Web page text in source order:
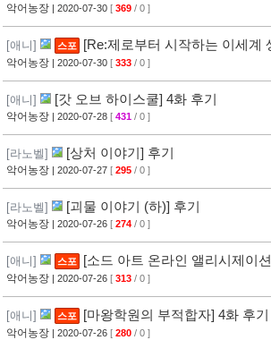
악어농장 | 2020-07-30 [ 369 / 0 ]
[애니] 스포
[Re:제로부터 시작하는 이세계
기
악어농장 | 2020-07-30 [ 333 / 0 ]
[애니] [갓 오브 하이스쿨] 4화 후기
악어농장 | 2020-07-28 [ 431 / 0 ]
[라노벨] [상처 이야기] 후기
악어농장 | 2020-07-27 [ 295 / 0 ]
[라노벨] [괴물 이야기 (하)] 후기
악어농장 | 2020-07-26 [ 274 / 0 ]
[애니] 스포 [소드 아트 온라인 앨리시제이
악어농장 | 2020-07-26 [ 313 / 0 ]
[애니] 스포 [마왕학원의 부적합자] 4화 후기
악어농장 | 2020-07-26 [ 280 / 0 ]